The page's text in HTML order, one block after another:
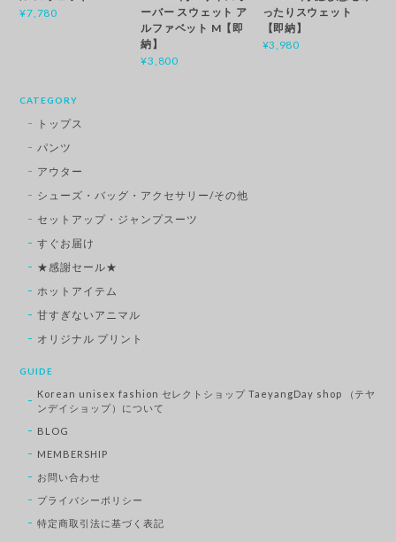
¥7,780
ーバー スウェット ア
ルファベット M【即
納】
¥3,800
ったりスウェット
【即納】
¥3,980
CATEGORY
トップス
パンツ
アウター
シューズ・バッグ・アクセサリー/その他
セットアップ・ジャンプスーツ
すぐお届け
★感謝セール★
ホットアイテム
甘すぎないアニマル
オリジナル プリント
GUIDE
Korean unisex fashion セレクトショップ TaeyangDay shop （テヤ
ンデイショップ）について
BLOG
MEMBERSHIP
お問い合わせ
プライバシーポリシー
特定商取引法に基づく表記